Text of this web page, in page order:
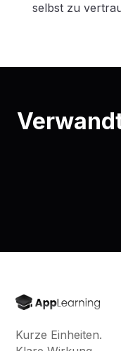
selbst zu
Kurze Einheiten.